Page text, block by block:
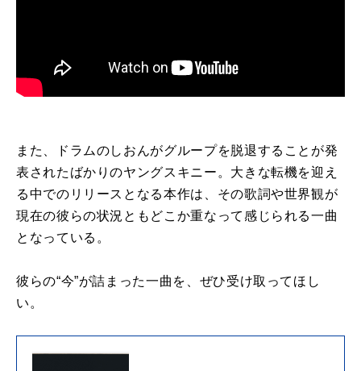
また、ドラムのしおんがグループを脱退することが発
表されたばかりのヤングスキニー。大きな転機を迎え
る中でのリリースとなる本作は、その歌詞や世界観が
現在の彼らの状況ともどこか重なって感じられる一曲
となっている。
彼らの“今”が詰まった一曲を、ぜひ受け取ってほし
い。